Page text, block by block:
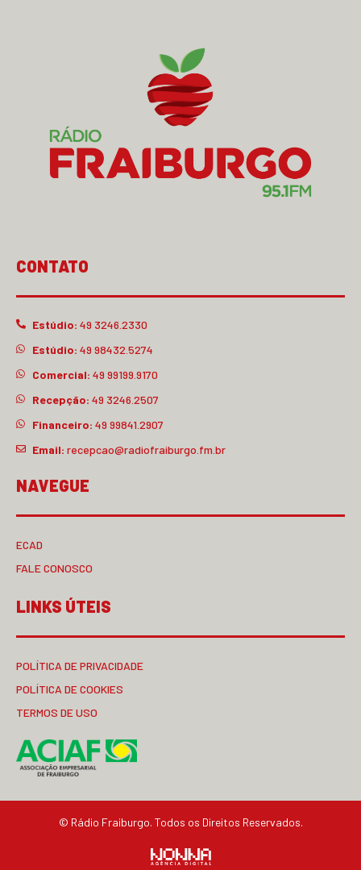
CONTATO
Estúdio: 49 3246.2330
Estúdio: 49 98432.5274
Comercial: 49 99199.9170
Recepção: 49 3246.2507
Financeiro: 49 99841.2907
Email: recepcao@radiofraiburgo.fm.br
NAVEGUE
ECAD
FALE CONOSCO
LINKS ÚTEIS
POLÍTICA DE PRIVACIDADE
POLÍTICA DE COOKIES
TERMOS DE USO
© Rádio Fraiburgo. Todos os Direitos Reservados.